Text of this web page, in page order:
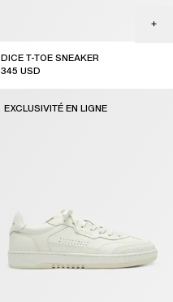
DICE T-TOE SNEAKER
345 USD
EXCLUSIVITÉ EN LIGNE